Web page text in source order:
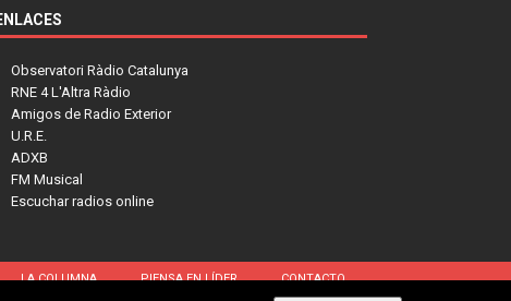
Observatori Ràdio Catalunya
RNE 4 L'Altra Ràdio
Amigos de Radio Exterior
U.R.E.
ADXB
FM Musical
Escuchar radios online
LA COLUMNA PIENSA EN LÍDER CONTACTO